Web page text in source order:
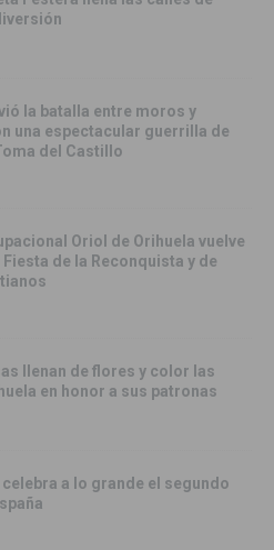
la batalla entre moros y
una espectacular guerrilla de
del Castillo
Oriol de Orihuela vuelve
de la Reconquista y de
llenan de flores y color las
en honor a sus patronas
celebra a lo grande el segundo